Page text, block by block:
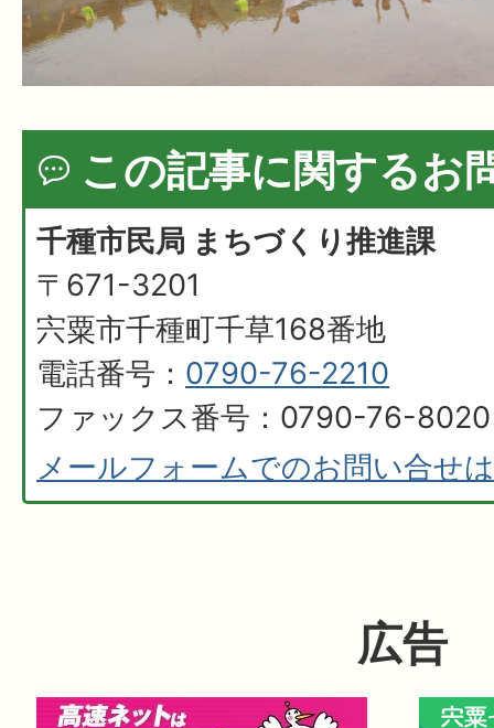
この記事に関するお
千種市民局 まちづくり推進課
〒671-3201
宍粟市千種町千草168番地
電話番号： 0790-76-2210
ファックス番号：0790-76-8020
メールフォームでのお問い合せ
広告